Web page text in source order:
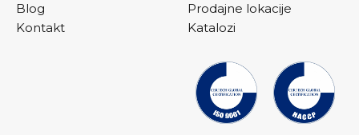
Blog
Kontakt
Prodajne lokacije
Katalozi